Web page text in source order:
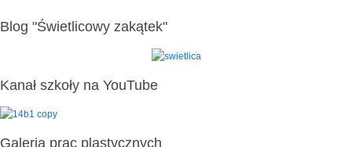
Blog "Świetlicowy zakątek"
Kanał szkoły na YouTube
Galeria prac plastycznych